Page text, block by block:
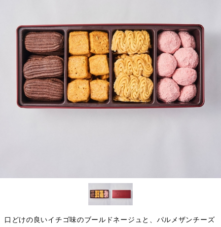
口どけの良いイチゴ味のブールドネージュと、パルメザンチーズ